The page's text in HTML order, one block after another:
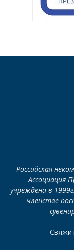
Российская
Ассоциация
учреждена в
членстве